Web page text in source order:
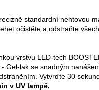
standardní nehtovou
očistěte a odstraňte
vrstvu LED-tech
- Gel-lak se snadným
Vytvrďte 30
v UV lampě.